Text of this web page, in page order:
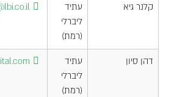
קלנר גיא
עתיד
ליברלי
(רמת)
דהן סיון
עתיד
ליברלי
(רמת)